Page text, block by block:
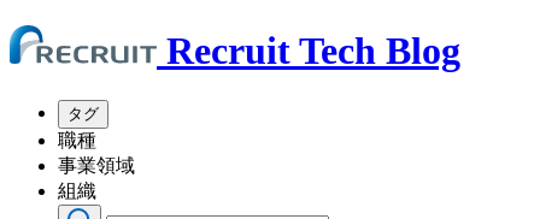
Recruit Tech Blog
タグ
職種
事業領域
組織